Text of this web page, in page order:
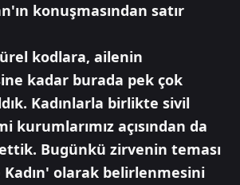
konuşmasından satır
kodlara, ailenin
kadar burada pek çok
Kadınlarla birlikte sivil
kurumlarımız açısından da
Bugünkü zirvenin teması
Kadın' olarak belirlenmesini